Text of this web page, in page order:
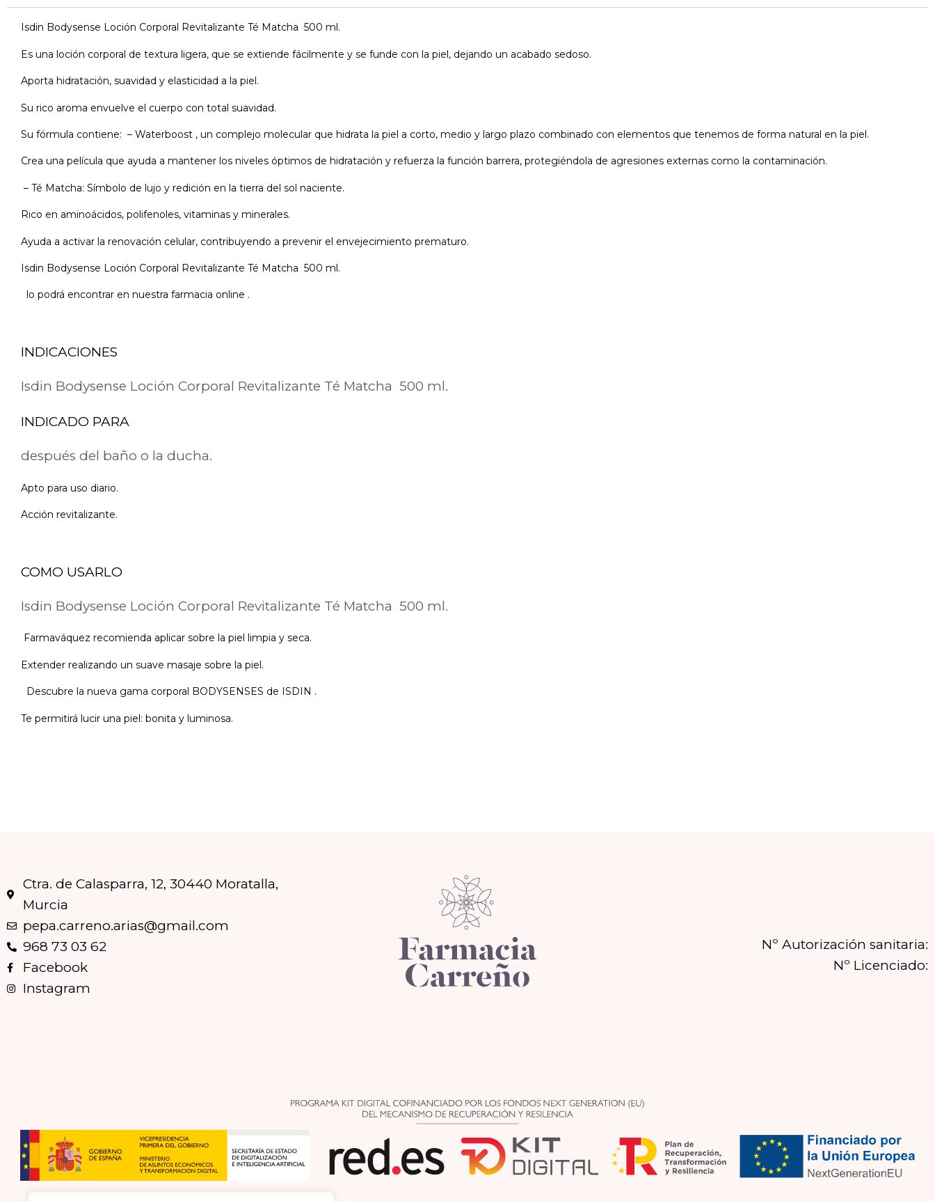
Isdin Bodysense Loción Corporal Revitalizante Té Matcha 500 ml.
Es una loción corporal de textura ligera, que se extiende fácilmente y se funde con la piel, dejando un acabado sedoso.
Aporta hidratación, suavidad y elasticidad a la piel.
Su rico aroma envuelve el cuerpo con total suavidad.
Su fórmula contiene: – Waterboost , un complejo molecular que hidrata la piel a corto, medio y largo plazo combinado con elementos que tenemos de forma natural en la piel.
Crea una película que ayuda a mantener los niveles óptimos de hidratación y refuerza la función barrera, protegiéndola de agresiones externas como la contaminación.
– Té Matcha: Símbolo de lujo y redición en la tierra del sol naciente.
Rico en aminoácidos, polifenoles, vitaminas y minerales.
Ayuda a activar la renovación celular, contribuyendo a prevenir el envejecimiento prematuro.
Isdin Bodysense Loción Corporal Revitalizante Té Matcha 500 ml.
lo podrá encontrar en nuestra farmacia online .
INDICACIONES
Isdin Bodysense Loción Corporal Revitalizante Té Matcha 500 ml.
INDICADO PARA
después del baño o la ducha.
Apto para uso diario.
Acción revitalizante.
COMO USARLO
Isdin Bodysense Loción Corporal Revitalizante Té Matcha 500 ml.
Farmaváquez recomienda aplicar sobre la piel limpia y seca.
Extender realizando un suave masaje sobre la piel.
Descubre la nueva gama corporal BODYSENSES de ISDIN .
Te permitirá lucir una piel: bonita y luminosa.
Ctra. de Calasparra, 12, 30440 Moratalla,
Murcia
pepa.carreno.arias@gmail.com
968 73 03 62
Facebook
Instagram
Nº Autorización sanitaria:
Nº Licenciado: